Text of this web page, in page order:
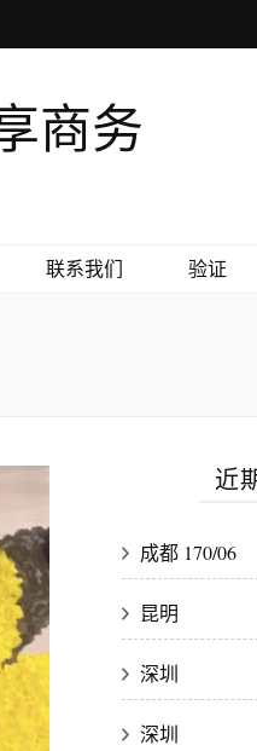
商务
联系我们 验证
近
成都 170/06
昆明
深圳
深圳